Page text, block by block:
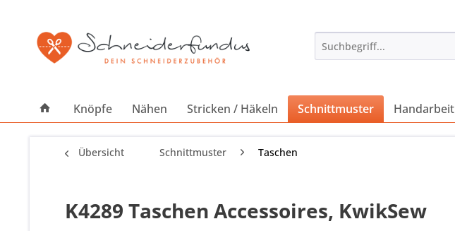
Knöpfe Nähen Stricken / Häkeln Schnittmuster Handarbeit
Übersicht Schnittmuster Taschen
K4289 Taschen Accessoires, KwikSew